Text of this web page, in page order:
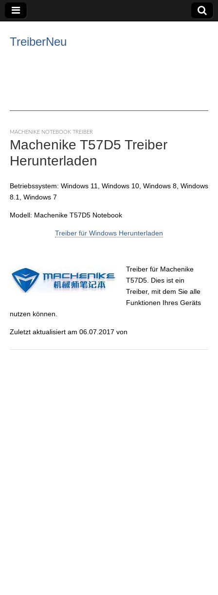
TreiberNeu
MACHENIKE NOTEBOOK TREIBER
Machenike T57D5 Treiber
Herunterladen
Betriebssystem: Windows 11, Windows 10, Windows 8, Windows
8.1, Windows 7
Modell: Machenike T57D5 Notebook
Treiber für Windows Herunterladen
Treiber für Machenike
T57D5. Dies ist ein
Treiber, mit dem Sie alle
Funktionen Ihres Geräts
nutzen können.
Zuletzt aktualisiert am 06.07.2017 von